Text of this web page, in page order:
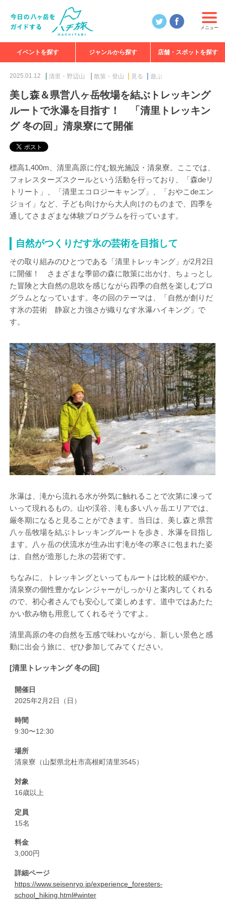
メニュー
イベントを探す ジャンルから探す 店舗・スポットを探す
2025.01.12 清里・野辺山 散策・登山 見る 遊ぶ
美し森＆県営八ヶ岳牧場を結ぶトレッキング
ルートで氷瀑を目指す！ 「清里トレッキン
グ 冬の回」清泉寮にて開催
標高1,400m、清里高原に佇む観光施設・清泉寮。ここでは、
フォレスターズスクールという活動を行っており、「森deリ
トリート」、「清里エコロジーキャンプ」、「おやこdeエン
ジョイ」など、子ども向けから大人向けのものまで、四季を
通してさまざまな体験プログラムを行っています。
自然がつくりだす氷の芸術を目指して
その取り組みのひとつである「清里トレッキング」が2月2日
に開催！ さまざまな季節の森に散策に出かけ、ちょっとし
た冒険と大自然の息吹を感じながら四季の自然を楽しむプロ
グラムとなっています。冬の回のテーマは、「自然が創りだ
す氷の芸術 静寂と力強さが織りなす氷瀑ハイキング」で
す。
氷瀑は、滝から流れる水が外気に触れることで次第に凍って
いって現れるもの。山や渓谷、滝も多い八ヶ岳エリアでは、
厳冬期になると見ることができます。当日は、美し森と県営
八ヶ岳牧場を結ぶトレッキングルートを歩き、氷瀑を目指し
ます。八ヶ岳の伏流水が生み出す滝が冬の寒さに包まれた姿
は、自然が造形した氷の芸術です。
ちなみに、トレッキングといってもルートは比較的緩やか。
清泉寮の個性豊かなレンジャーがしっかりと案内してくれる
ので、初心者さんでも安心して楽しめます。道中ではあたた
かい飲み物も用意してくれるそうですよ。
清里高原の冬の自然を五感で味わいながら、新しい景色と感
動に出会う旅に、ぜひ参加してみてください。
[清里トレッキング 冬の回]
開催日
2025年2月2日（日）
時間
9:30〜12:30
場所
清泉寮（山梨県北杜市高根町清里3545）
対象
16歳以上
定員
15名
料金
3,000円
詳細ページ
https://www.seisenryo.jp/experience_foresters-
school_hiking.html#winter